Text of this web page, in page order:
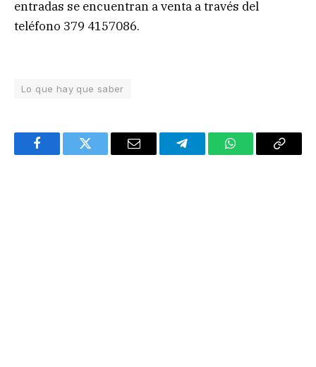
entradas se encuentran a venta a través del
teléfono 379 4157086.
Lo que hay que saber
FacebookTwitter Email TelegramWhatsAppCopy